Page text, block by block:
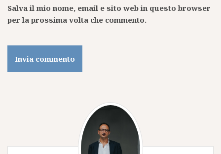
Salva il mio nome, email e sito web in questo browser
per la prossima volta che commento.